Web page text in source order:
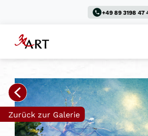
+49 89 3198 47
Zurück zur Galerie